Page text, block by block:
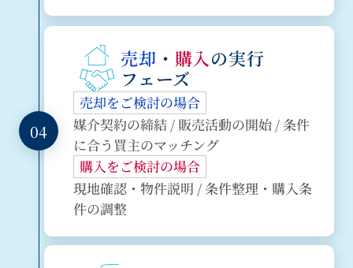
04
売却 ・ 購入の実行
フェーズ
売却をご検討の場合
媒介契約の締結 / 販売活動の開始 / 条件
に合う買主のマッチング
購入をご検討の場合
現地確認・物件説明 / 条件整理・購入条
件の調整